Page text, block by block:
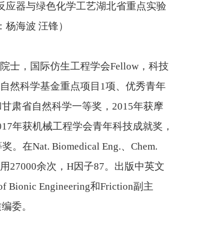
应器与绿色化学工艺湖北省重点实验
海波 汪锋）
士，国际仿生工程学会Fellow，科技
然科学基金重点项目1项、优秀青年
肃省自然科学一等奖，2015年获摩
年获机械工程学会青年科技成就奖，
。在Nat. Biomedical Eng.、Chem.
27000余次，H因子87。出版中英文
Bionic Engineering和Friction副主
委。